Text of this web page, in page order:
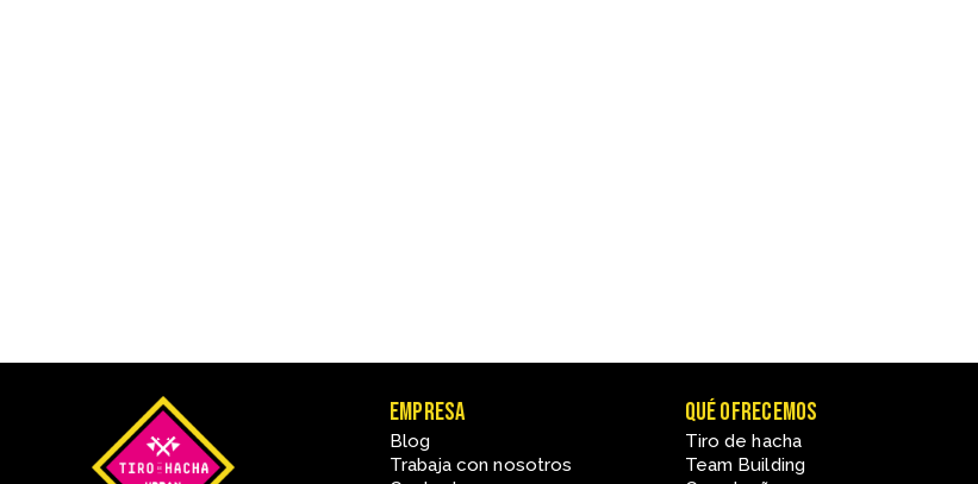
Empresa
Blog
Trabaja con nosotros
Qué ofrecemos
Tiro de hacha
Team Building